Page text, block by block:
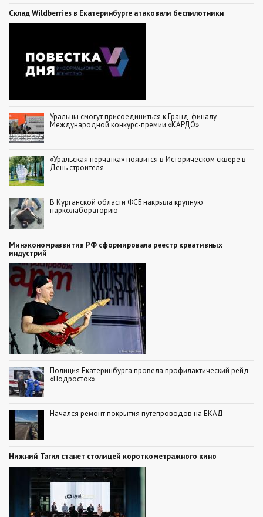
Склад Wildberries в Екатеринбурге атаковали беспилотники
Уральцы смогут присоединиться к Гранд-финалу
Международной конкурс-премии «КАРДО»
«Уральская перчатка» появится в Историческом сквере в
День строителя
В Курганской области ФСБ накрыла крупную
нарколабораторию
Минэкономразвития РФ сформировала реестр креативных
индустрий
Полиция Екатеринбурга провела профилактический рейд
«Подросток»
Начался ремонт покрытия путепроводов на ЕКАД
Нижний Тагил станет столицей короткометражного кино